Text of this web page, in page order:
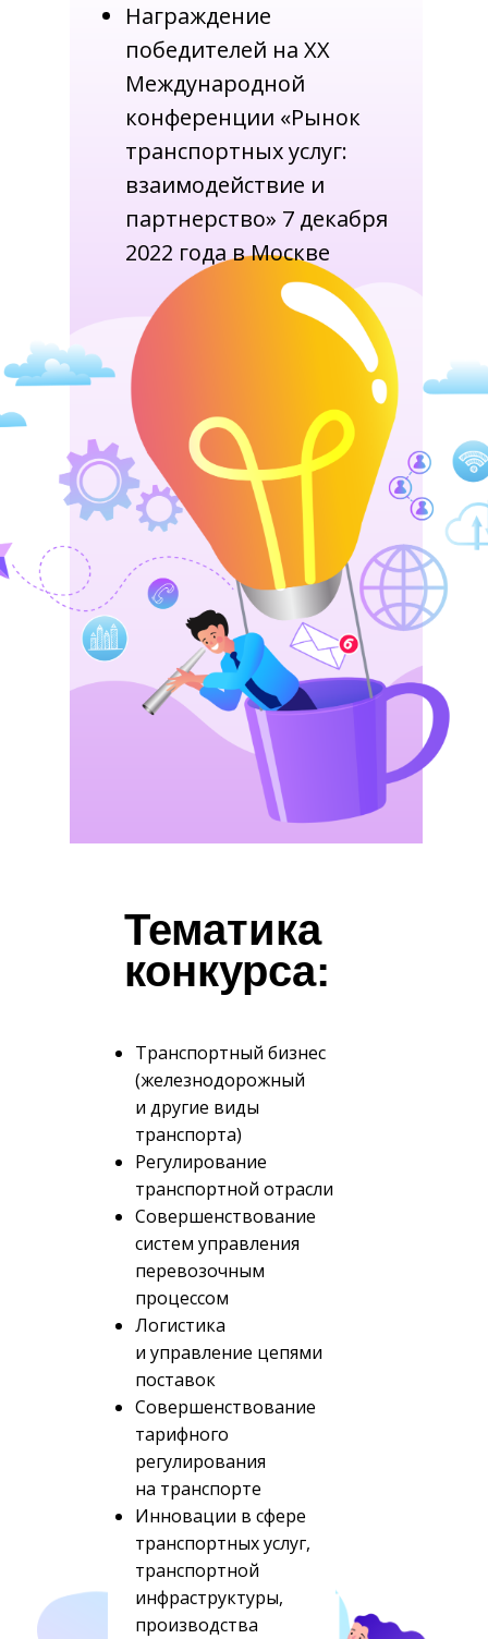
Награждение
победителей на XX
Международной
конференции «Рынок
транспортных услуг:
взаимодействие и
партнерство» 7 декабря
2022 года в Москве
Тематика
конкурса:
Транспортный бизнес
(железнодорожный
и другие виды
транспорта)
Регулирование
транспортной отрасли
Совершенствование
систем управления
перевозочным
процессом
Логистика
и управление цепями
поставок
Совершенствование
тарифного
регулирования
на транспорте
Инновации в сфере
транспортных услуг,
транспортной
инфраструктуры,
производства